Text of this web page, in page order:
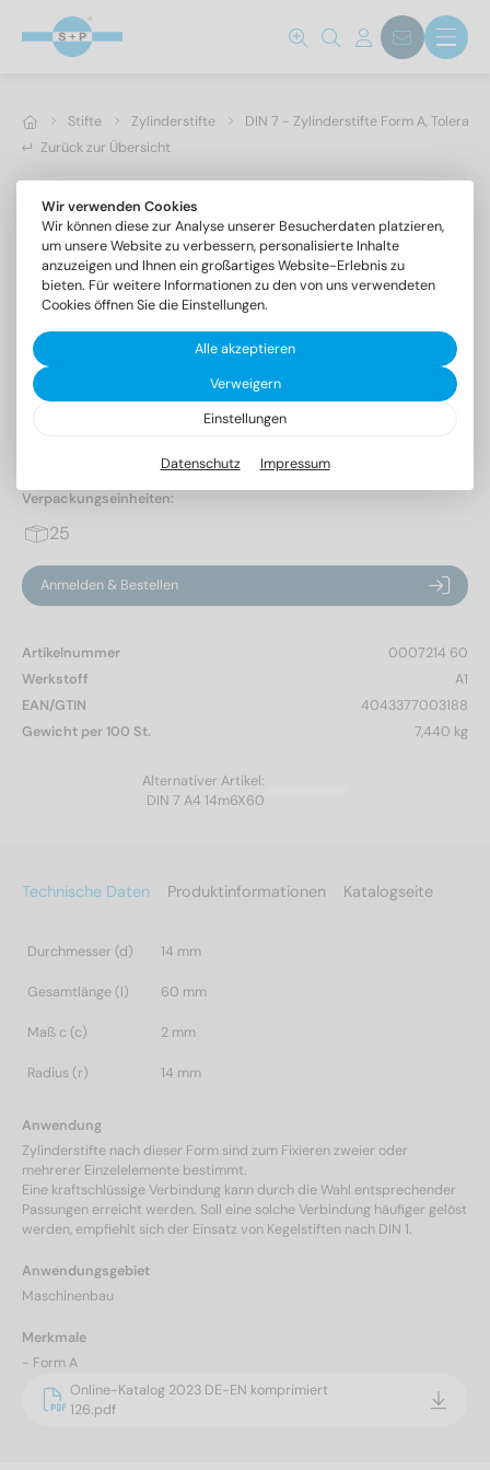
Stifte Zylinderstifte
DIN 7 - Zylinderstifte Form A,
Zurück zur Übersicht
DIN 7 1.4305 14m6X60
Zylinderstifte Form A, Toleranzfeld m6
Verpackungseinheiten:
25
Anmelden & Bestellen
Artikelnummer
0007214 60
Werkstoff
A1
EAN/GTIN
4043377003188
Gewicht per 100 St.
7,440 kg
Alternativer Artikel:
DIN 7 A4 14m6X60
Technische Daten Produktinformationen Katalogseite
Durchmesser (d) 14 mm
Gesamtlänge (l) 60 mm
Maß c (c) 2 mm
Radius (r) 14 mm
Anwendung
Zylinderstifte nach dieser Form sind zum Fixieren zweier oder
mehrerer Einzelelemente bestimmt.
Eine kraftschlüssige Verbindung kann durch die Wahl entsprechender
Passungen erreicht werden. Soll eine solche Verbindung häufiger gelöst
werden, empfiehlt sich der Einsatz von Kegelstiften nach DIN 1.
Anwendungsgebiet
Maschinenbau
Merkmale
- Form A
Online-Katalog 2023 DE-EN komprimiert
126.pdf
Wir verwenden Cookies
Wir können diese zur Analyse unserer Besucherdaten platzieren,
um unsere Website zu verbessern, personalisierte Inhalte
anzuzeigen und Ihnen ein großartiges Website-Erlebnis zu
bieten. Für weitere Informationen zu den von uns verwendeten
Cookies öffnen Sie die Einstellungen.
Alle akzeptieren
Verweigern
Einstellungen
Datenschutz Impressum